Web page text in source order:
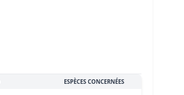
ESPÈCES CONCERNÉES